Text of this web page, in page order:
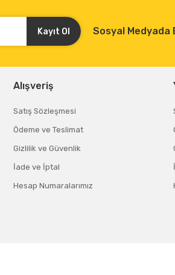
Kayıt Ol Sosyal Medyada
Alışveriş
Satış Sözleşmesi
Ödeme ve Teslimat
Gizlilik ve Güvenlik
İade ve İptal
Hesap Numaralarımız